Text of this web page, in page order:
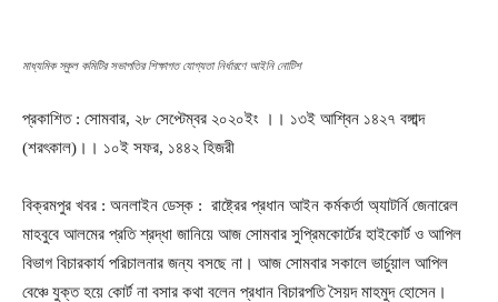
মাধ্যমিক স্কুল কমিটির সভাপতির শিক্ষাগত যোগ্যতা নির্ধারণে আইনি নোটিশ
প্রকাশিত : সোমবার, ২৮ সেপ্টেম্বর ২০২০ইং ।। ১৩ই আশ্বিন ১৪২৭ বঙ্গাব্দ
(শরৎকাল)।। ১০ই সফর, ১৪৪২ হিজরী
বিক্রমপুর খবর : অনলাইন ডেস্ক : রাষ্ট্রের প্রধান আইন কর্মকর্তা অ্যাটর্নি জেনারেল
মাহবুবে আলমের প্রতি শ্রদ্ধা জানিয়ে আজ সোমবার সুপ্রিমকোর্টের হাইকোর্ট ও আপিল
বিভাগ বিচারকার্য পরিচালনার জন্য বসছে না। আজ সোমবার সকালে ভার্চুয়াল আপিল
বেঞ্চে যুক্ত হয়ে কোর্ট না বসার কথা বলেন প্রধান বিচারপতি সৈয়দ মাহমুদ হোসেন।